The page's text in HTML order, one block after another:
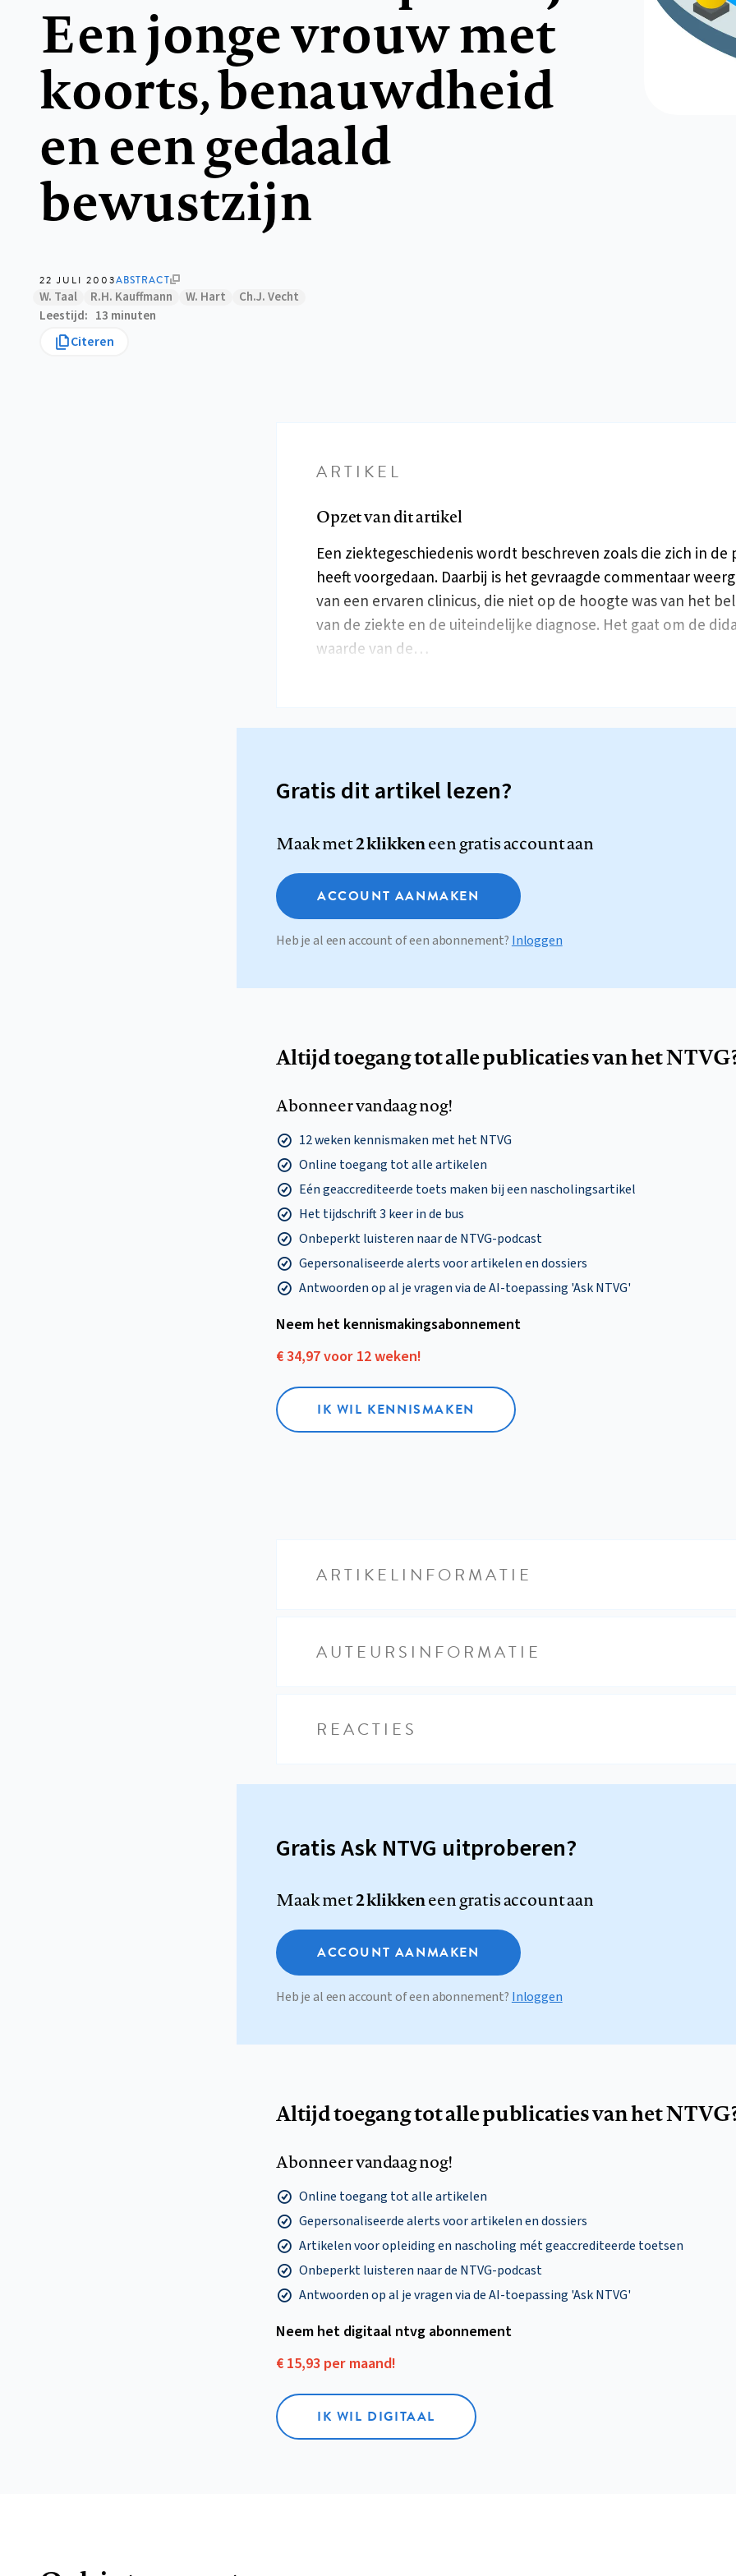
Een jonge vrouw met
koorts, benauwdheid
en een gedaald
bewustzijn
22 JULI 2003ABSTRACT
W. Taal R.H. Kauffmann W. Hart
Ch.J. Vecht
Leestijd
13 minuten
Citeren
ARTIKEL
Opzet van dit artikel
Een ziektegeschiedenis wordt beschreven zoals die zich in de
heeft voorgedaan. Daarbij is het gevraagde commentaar
van een ervaren clinicus, die niet op de hoogte was van het
van de ziekte en de uiteindelijke diagnose. Het gaat om de
waarde van de…
Gratis dit artikel lezen?
Maak met2 klikkeneen gratis account aan
ACCOUNT AANMAKEN
Heb je al een account of een abonnement? Inloggen
Altijd toegang tot alle publicaties van het
Abonneer vandaag nog!
12 weken kennismaken met het NTVG
Online toegang tot alle artikelen
Eén geaccrediteerde toets maken bij een nascholingsartikel
Het tijdschrift 3 keer in de bus
Onbeperkt luisteren naar de NTVG-podcast
Gepersonaliseerde alerts voor artikelen en dossiers
Antwoorden op al je vragen via de AI-toepassing 'Ask NTVG'
Neem het kennismakings­abonnement
€ 34,97 voor 12 weken!
IK WIL KENNISMAKEN
ARTIKELINFORMATIE
AUTEURSINFORMATIE
REACTIES
Gratis Ask NTVG uitproberen?
Maak met2 klikkeneen gratis account aan
ACCOUNT AANMAKEN
Heb je al een account of een abonnement? Inloggen
Altijd toegang tot alle publicaties van het
Abonneer vandaag nog!
Online toegang tot alle artikelen
Gepersonaliseerde alerts voor artikelen en dossiers
Artikelen voor opleiding en nascholing mét geaccrediteerde toetsen
Onbeperkt luisteren naar de NTVG-podcast
Antwoorden op al je vragen via de AI-toepassing 'Ask NTVG'
Neem het digitaal ntvg abonnement
€ 15,93 per maand!
IK WIL DIGITAAL